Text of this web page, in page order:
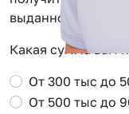
выданного займа
Какая сумма вам
От 300 тыс до
От 500 тыс до